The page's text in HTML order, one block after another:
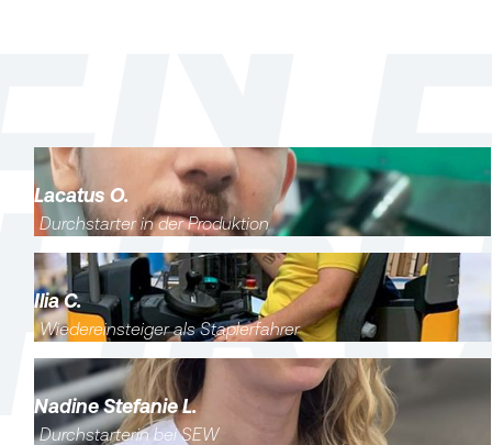
Lacatus O.
Durchstarter in der Produktion
Ilia C.
Wiedereinsteiger als Staplerfahrer
Nadine Stefanie L.
Durchstarterin bei SEW